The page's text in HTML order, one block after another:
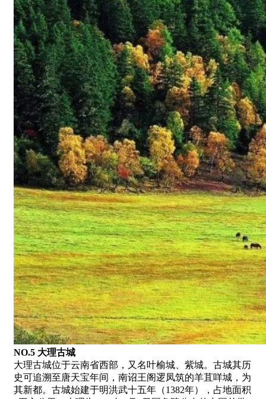
NO.5 大理古城
大理古城位于云南省西部，又名叶榆城、紫城。古城其历
史可追溯至唐天宝年间，南诏王阁逻凤筑的羊苴咩城，为
其新都。古城始建于明洪武十五年（1382年），占地面积